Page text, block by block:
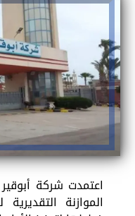
اعتمدت شركة